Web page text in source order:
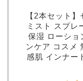
【2本セット
ミスト スプレ
保湿 ローショ
ンケア コスメ
感肌 インナー